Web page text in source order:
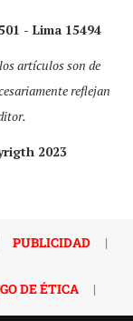
- Lima 15494
artículos son de
reflejan
2023
PUBLICIDAD |
DE ÉTICA |